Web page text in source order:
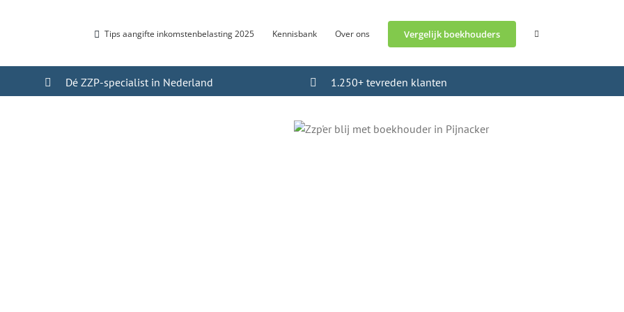
Tips aangifte inkomstenbelasting 2025 Kennisbank Over ons Vergelijk boekhouders
Dé ZZP-specialist in Nederland 1.250+ tevreden klanten